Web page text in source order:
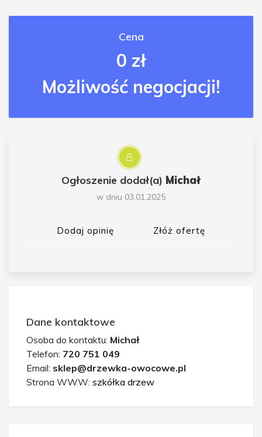
Cena
0 zł
Możliwość negocjacji!
Ogłoszenie dodał(a) Michał
w dniu 03.01.2025
Dodaj opinię Złóż ofertę
Dane kontaktowe
Osoba do kontaktu: Michał
Telefon: 720 751 049
Email: sklep@drzewka-owocowe.pl
Strona WWW: szkółka drzew